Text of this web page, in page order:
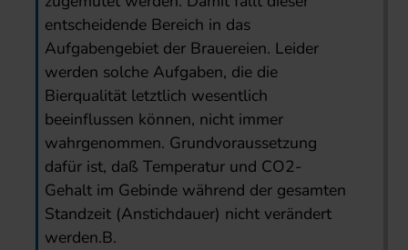
entscheidende Bereich in das
Aufgabengebiet der Brauereien. Leider
werden solche Aufgaben, die die
Bierqualität letztlich wesentlich
beeinflussen können, nicht immer
wahrgenommen. Grundvoraussetzung
dafür ist, daß Temperatur und CO2-
Gehalt im Gebinde während der gesamten
Standzeit (Anstichdauer) nicht verändert
werden.B.